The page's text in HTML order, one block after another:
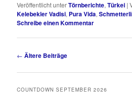
Veröffentlicht unterTörnberichte,Türkei |
Kelebekler Vadisi, Pura Vida,
Schreibe einen Kommentar
Beitragsnavigation
← Ältere Beiträge
COUNTDOWN SEPTEMBER 2026